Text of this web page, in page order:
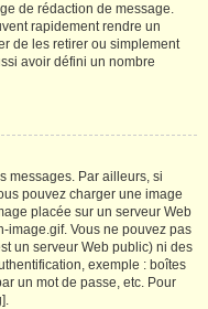
de rédaction de message.
rapidement rendre un
de les retirer ou simplement
avoir défini un nombre
messages. Par ailleurs, si
pouvez charger une image
placée sur un serveur Web
image.gif. Vous ne pouvez pas
un serveur Web public) ni des
exemple : boîtes
un mot de passe, etc. Pour